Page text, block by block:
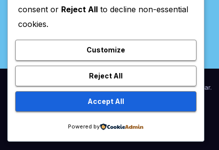
Valpaços Online
Proudly powered by WordPress|Theme:NewsupbyThemeansar.
HomeAnunciar / AssinaturasEstatuto EditorialFicha Técnica
Política de privacidadeUtilidades
consent or Reject All to decline non-essential
cookies.
Customize
Reject All
Accept All
Powered by